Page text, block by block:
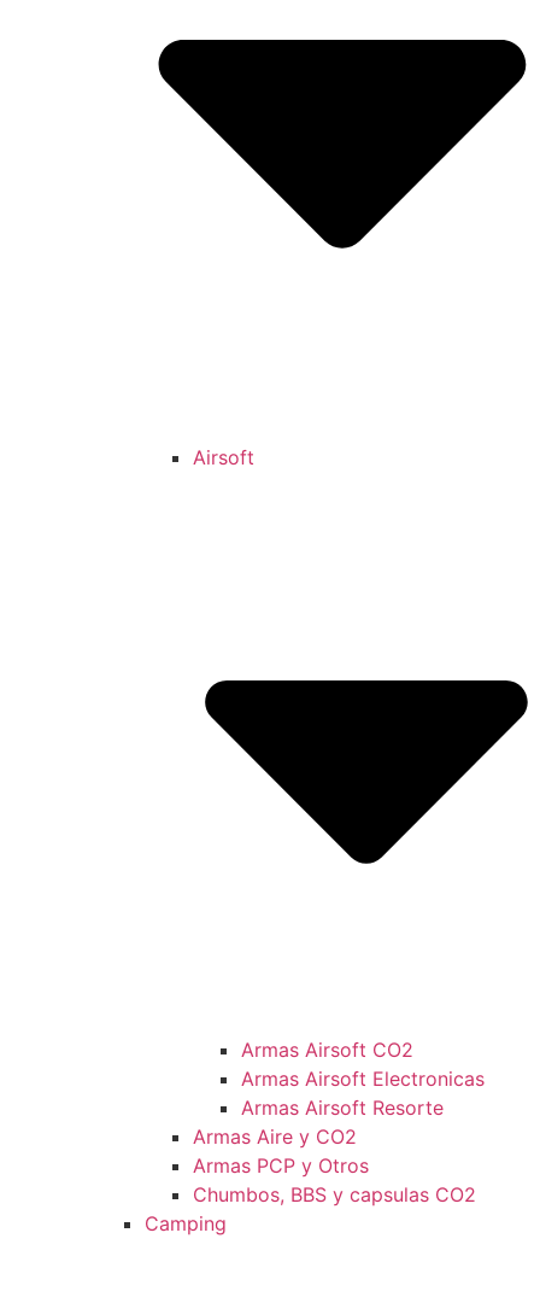
Airsoft
Armas Airsoft CO2
Armas Airsoft Electronicas
Armas Airsoft Resorte
Armas Aire y CO2
Armas PCP y Otros
Chumbos, BBS y capsulas CO2
Camping